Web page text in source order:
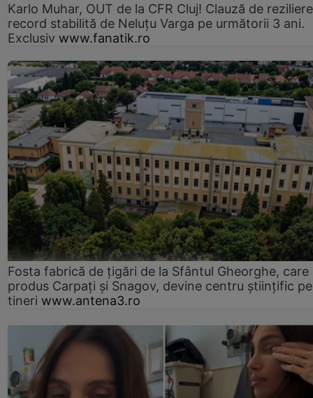
Karlo Muhar, OUT de la CFR Cluj! Clauză de reziliere
record stabilită de Neluțu Varga pe următorii 3 ani.
Exclusiv www.fanatik.ro
Fosta fabrică de țigări de la Sfântul Gheorghe, care
produs Carpați și Snagov, devine centru științific
tineri www.antena3.ro